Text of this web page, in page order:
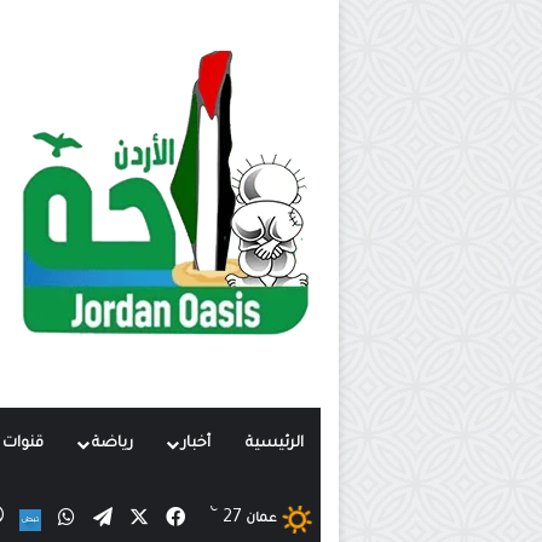
الرئيسية أخبار رياضة قنوات
عمان 27
℃ فيسبوك تيلقرام